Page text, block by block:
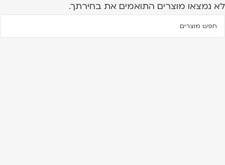
לא נמצאו מוצרים התואמים את בחירתך.